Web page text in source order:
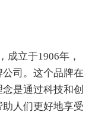
成立于1906年，
司。这个品牌在
是通过科技和创
人们更好地享受